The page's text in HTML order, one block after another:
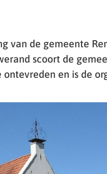
van de gemeente
scoort de
en is de